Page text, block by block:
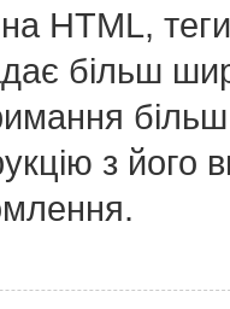
HTML,
більш
з його